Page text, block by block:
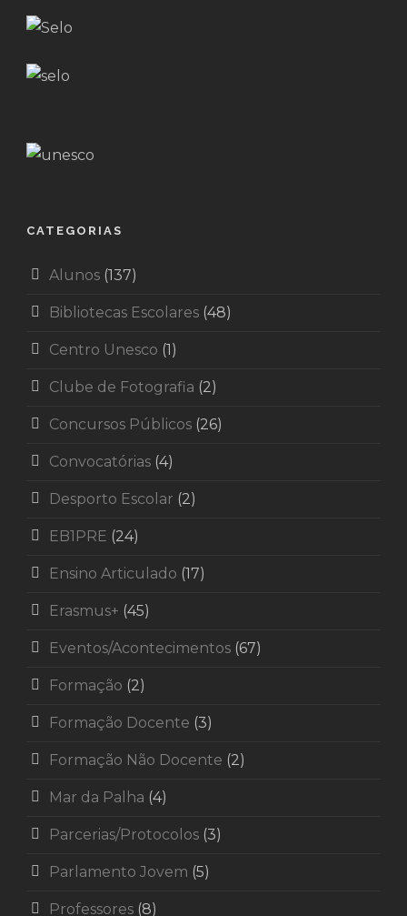
CATEGORIAS
Alunos (137)
Bibliotecas Escolares (48)
Centro Unesco (1)
Clube de Fotografia (2)
Concursos Públicos (26)
Convocatórias (4)
Desporto Escolar (2)
EB1PRE (24)
Ensino Articulado (17)
Erasmus+ (45)
Eventos/Acontecimentos (67)
Formação (2)
Formação Docente (3)
Formação Não Docente (2)
Mar da Palha (4)
Parcerias/Protocolos (3)
Parlamento Jovem (5)
Professores (8)